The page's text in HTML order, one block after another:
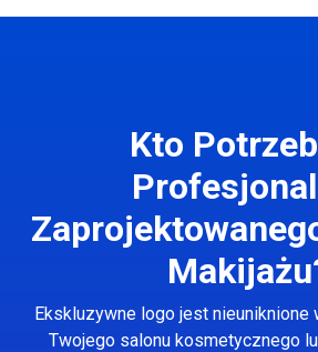
Kto
Ekskluzywne logo jest nieuniknione
Twojego salonu kosmetycznego